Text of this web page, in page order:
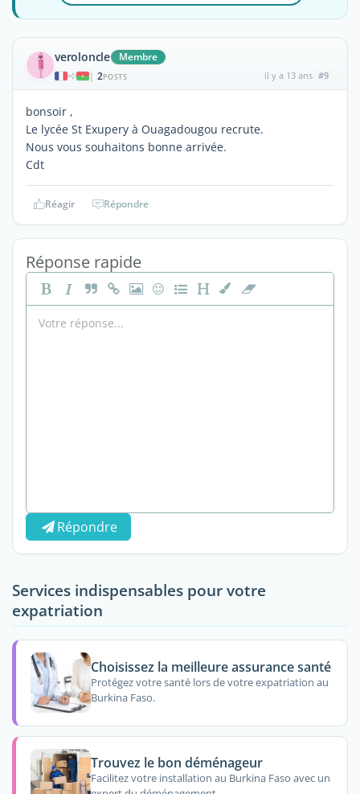
veroloncle Membre
| 2POSTS il y a 13 ans #9
bonsoir ,
Le lycée St Exupery à Ouagadougou recrute.
Nous vous souhaitons bonne arrivée.
Cdt
Réagir Répondre
Réponse rapide
Répondre
Services indispensables pour votre
expatriation
Choisissez la meilleure assurance santé
Protégez votre santé lors de votre expatriation au
Burkina Faso.
Trouvez le bon déménageur
Facilitez votre installation au Burkina Faso avec un